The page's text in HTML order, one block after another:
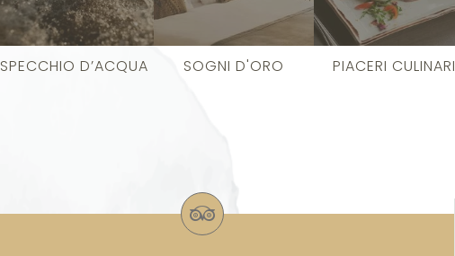
SPECCHIO D’ACQUA SOGNI D'ORO PIACERI CULINARI